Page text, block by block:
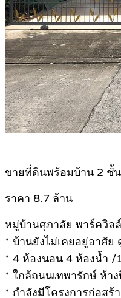
ขายที่ดินพร้อมบ้าน 2 ชั้
ราคา 8.7 ล้าน
หมู่บ้านศุภาลัย พาร์ควิล
* บ้านยังไม่เคยอยู่อาศั
* 4 ห้องนอน 4 ห้องน้ำ /
* ใกล้ถนนเทพารักษ์ ห้า
* กำลังมีโครงการก่อส